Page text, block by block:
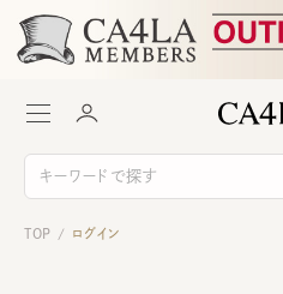
TOP / ログイン